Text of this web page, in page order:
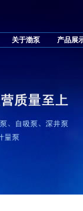
关于渤泵 产品展